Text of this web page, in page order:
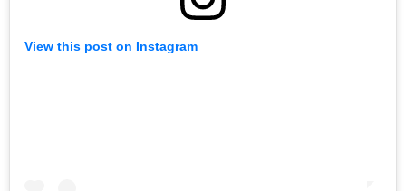
View this post on Instagram